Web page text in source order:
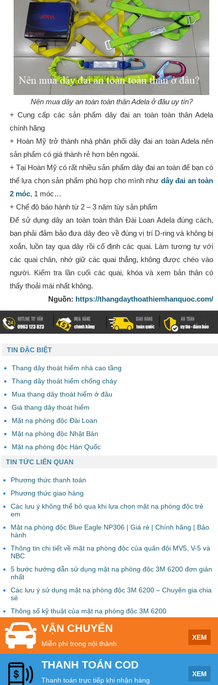
Nên mua dây an toàn toàn thân Adela ở đâu uy tín?
+ Cung cấp các sản phẩm dây đai an toàn toàn thân Adela
chính hãng
+ Hoàn Mỹ trở thành nhà phân phối dây đai an toàn Adela nên
sản phẩm có giá thành rẻ hơn bên ngoài.
+ Tại Hoàn Mỹ có rất nhiều sản phẩm dây đai an toàn để bạn có
thể lựa chọn sản phẩm phù hợp cho mình như dây đai an toàn
2 móc, 1 móc…
+ Chế độ báo hành từ 2 – 3 năm tùy sản phẩm
Để sử dụng dây an toàn toàn thân Đài Loan Adela đúng cách,
bạn phải đảm bảo đưa dây đeo về đúng vị trí D-ring và không bị
xoắn, luồn tay qua dây rồi cố định các quai. Làm tương tự với
các quai chân, nhớ giữ các quai thẳng, không được chéo vào
người. Kiểm tra lần cuối các quai, khóa và xem bản thân có
thấy thoải mái nhất không.
Nguồn: https://thangdaythoathiemhanquoc.com/
TIN ĐẶC BIỆT
Thang dây thoát hiểm nhà cao tầng
Thang dây thoát hiểm chống cháy
Mua thang dây thoát hiểm ở đâu
Giá thang dây thoát hiểm
Mặt nạ phòng độc Đài Loan
Mặt nạ phòng độc Nhật Bản
Mặt nạ phòng độc Hàn Quốc
TIN TỨC LIÊN QUAN
Phương thức thanh toán
Phương thức giao hàng
Các lưu ý không thể bỏ qua khi lựa chọn mặt nạ phòng độc trẻ
em
Mặt nạ phòng độc Blue Eagle NP306 | Giá rẻ | Chính hãng | Bảo
hành
Thông tin chi tiết về mặt nạ phòng độc của quân đội MV5, V-5 và
NBC
5 bước hướng dẫn sử dụng mặt nạ phòng độc 3M 6200 đơn giản
nhất
Các lưu ý sử dụng mặt nạ phòng độc 3M 6200 – Chuyên gia chia
sẻ
Thông số kỹ thuật của mặt nạ phòng độc 3M 6200
VẬN CHUYỂN
Miễn phí trong nội thành
XEM
THANH TOÁN COD
Thanh toán trực tiếp khi nhận hàng
XEM